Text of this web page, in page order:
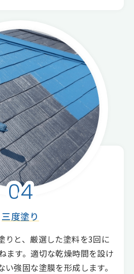
04
三度塗り
りと、厳選した塗料を3回に
ます。適切な乾燥時間を設け
い強固な塗膜を形成します。